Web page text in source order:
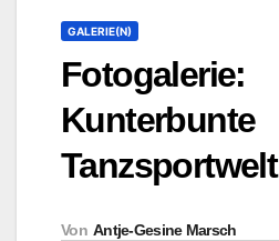
GALERIE(N)
Fotogalerie:
Kunterbunte
Tanzsportwelt
Von Antje-Gesine Marsch